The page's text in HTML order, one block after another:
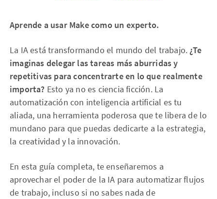
Aprende a usar Make como un experto.
La IA está transformando el mundo del trabajo. ¿Te
imaginas delegar las tareas más aburridas y
repetitivas para concentrarte en lo que realmente
importa? Esto ya no es ciencia ficción. La
automatización con inteligencia artificial es tu
aliada, una herramienta poderosa que te libera de lo
mundano para que puedas dedicarte a la estrategia,
la creatividad y la innovación.
En esta guía completa, te enseñaremos a
aprovechar el poder de la IA para automatizar flujos
de trabajo, incluso si no sabes nada de